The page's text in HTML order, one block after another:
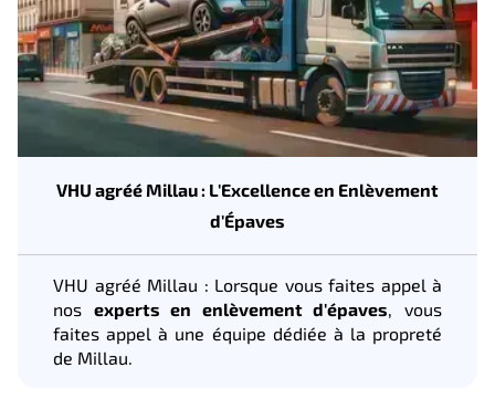
VHU agréé Millau : L'Excellence en Enlèvement
d'Épaves
VHU agréé Millau : Lorsque vous faites appel à
nos experts en enlèvement d'épaves, vous
faites appel à une équipe dédiée à la propreté
de Millau.